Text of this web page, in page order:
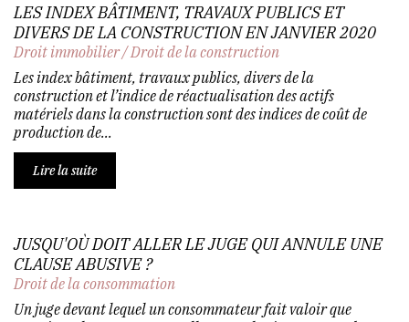
LES INDEX BÂTIMENT, TRAVAUX PUBLICS ET
DIVERS DE LA CONSTRUCTION EN JANVIER 2020
Droit immobilier/Droit de la construction
Les index bâtiment, travaux publics, divers de la
construction et l’indice de réactualisation des actifs
matériels dans la construction sont des indices de coût de
production de...
Lire la suite
JUSQU'OÙ DOIT ALLER LE JUGE QUI ANNULE UNE
CLAUSE ABUSIVE ?
Droit de la consommation
Un juge devant lequel un consommateur fait valoir que